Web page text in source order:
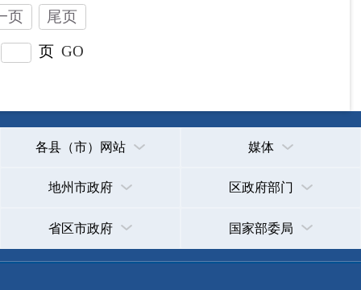
主办：克孜勒苏柯尔克孜自治州人民政府办公室
承办：克孜勒苏柯尔克孜自治州政务公开信息中心
新公网安备65300102000007号